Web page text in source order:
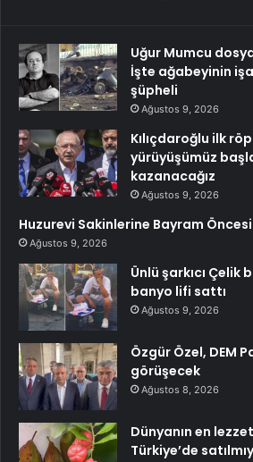
Uğur Mumcu
İşte ağabeyinin
şüpheli
Ağustos 9, 2026
Kılıçdaroğlu ilk
yürüyüşümüz
kazanacağız
Ağustos 9, 2026
Huzurevi Sakinlerine Bayram Öncesi
Ağustos 9, 2026
Ünlü şarkıcı Çelik
banyo lifi sattı
Ağustos 9, 2026
Özgür Özel, DEM
görüşecek
Ağustos 8, 2026
Dünyanın en
Türkiye’de